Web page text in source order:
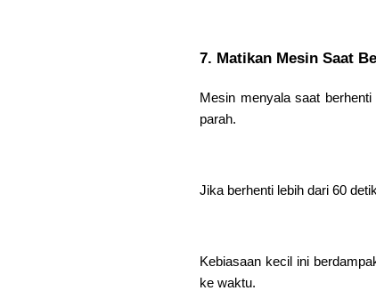
7. Matikan Mesin Saat
Mesin menyala saat
parah.
Jika berhenti lebih dari 60
Kebiasaan kecil ini
ke waktu.